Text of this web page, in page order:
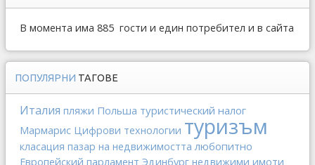
В момента има 885 гости и един потребител и в сайта
ПОПУЛЯРНИ ТАГОВЕ
Италия пляжи Польша туристический налог
Мармарис Цифрови технологии туризъм
класация пазар на недвижимостта любопитно
Европейский парламент Эдинбург недвижими имоти